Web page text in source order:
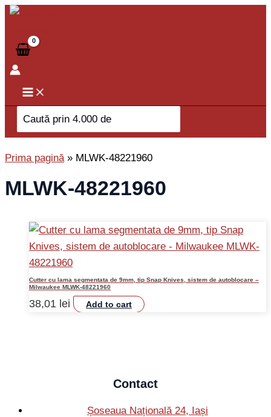
Skip
content
Search
for:
Prima pagină» MLWK-48221960
MLWK-48221960
Cutter cu lama segmentata de 9mm, tip Snap Knives, sistem de autoblocare –
Milwaukee MLWK-48221960
38,01 lei Add to cart
Contact
Șoseaua Națională 24, Iași